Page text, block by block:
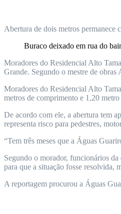
Abertura de dois metros permanece
Buraco deixado em rua do
Moradores do Residencial Alto
Grande. Segundo o mestre de
Moradores do Residencial Alto
metros de comprimento e 1,20
De acordo com ele, a abertura tem
representa risco para pedestres,
“Tem três meses que a Águas
Segundo o morador, funcionários da
para que a situação fosse resolvida,
A reportagem procurou a Águas